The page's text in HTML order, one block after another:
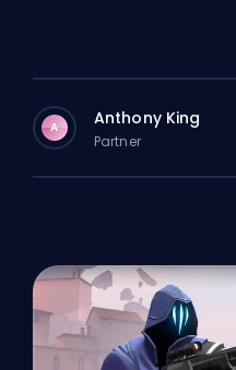
A Anthony King
Partner